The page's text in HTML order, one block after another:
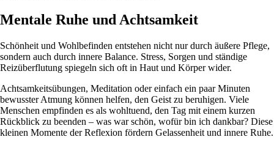
Mentale Ruhe und Achtsamkeit
Schönheit und Wohlbefinden entstehen nicht nur durch äußere Pflege,
sondern auch durch innere Balance. Stress, Sorgen und ständige
Reizüberflutung spiegeln sich oft in Haut und Körper wider.
Achtsamkeitsübungen, Meditation oder einfach ein paar Minuten
bewusster Atmung können helfen, den Geist zu beruhigen. Viele
Menschen empfinden es als wohltuend, den Tag mit einem kurzen
Rückblick zu beenden – was war schön, wofür bin ich dankbar? Diese
kleinen Momente der Reflexion fördern Gelassenheit und innere Ruhe.